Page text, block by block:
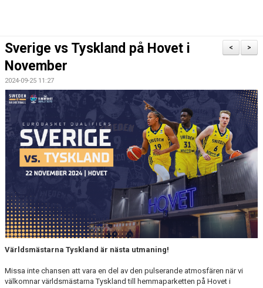
OM FÖRENINGEN/INFORMATION
FÖRENINGSFÖRSÄLJNING
HAGA-SHOPPEN
BILDGALLERI
>
<
Sverige vs Tyskland på Hovet i
November
2024-09-25 11:27
Världsmästarna Tyskland är nästa utmaning!
Missa inte chansen att vara en del av den pulserande atmosfären när vi
välkomnar världsmästarna Tyskland till hemmaparketten på Hovet i